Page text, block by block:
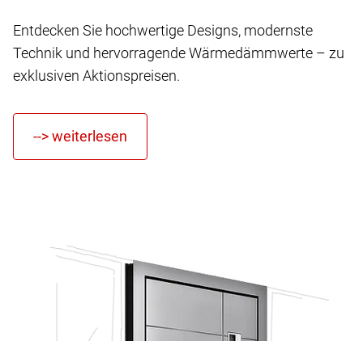
Entdecken Sie hochwertige Designs, modernste
Technik und hervorragende Wärmedämmwerte – zu
exklusiven Aktionspreisen.